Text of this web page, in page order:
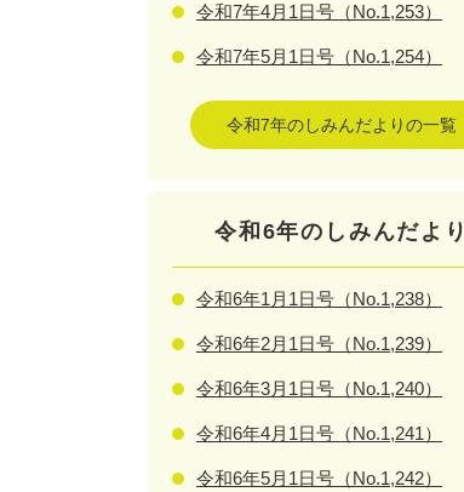
令和7年4月1日号（No.1,253）
令和7年5月1日号（No.1,254）
令和7年のしみんだよりの一覧
令和6年のしみんだより
令和6年1月1日号（No.1,238）
令和6年2月1日号（No.1,239）
令和6年3月1日号（No.1,240）
令和6年4月1日号（No.1,241）
令和6年5月1日号（No.1,242）